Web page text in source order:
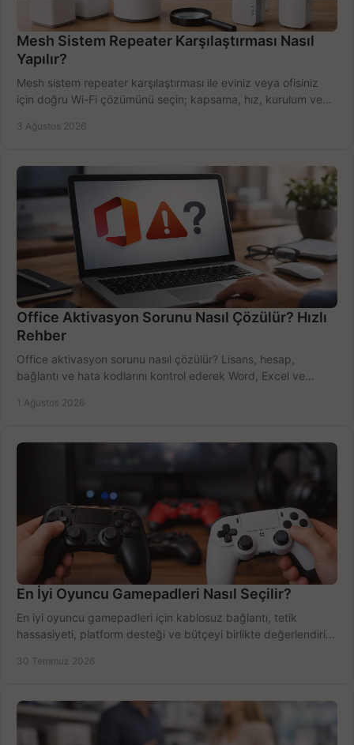
Mesh Sistem Repeater Karşılaştırması Nasıl
Yapılır?
Mesh sistem repeater karşılaştırması ile eviniz veya ofisiniz
için doğru Wi-Fi çözümünü seçin; kapsama, hız, kurulum ve
3 Ağustos 2026
Office Aktivasyon Sorunu Nasıl Çözülür? Hızlı
Rehber
Office aktivasyon sorunu nasıl çözülür? Lisans, hesap,
bağlantı ve hata kodlarını kontrol ederek Word, Excel ve
1 Ağustos 2026
En İyi Oyuncu Gamepadleri Nasıl Seçilir?
En iyi oyuncu gamepadleri için kablosuz bağlantı, tetik
hassasiyeti, platform desteği ve bütçeyi birlikte değerlendirin;
30 Temmuz 2026